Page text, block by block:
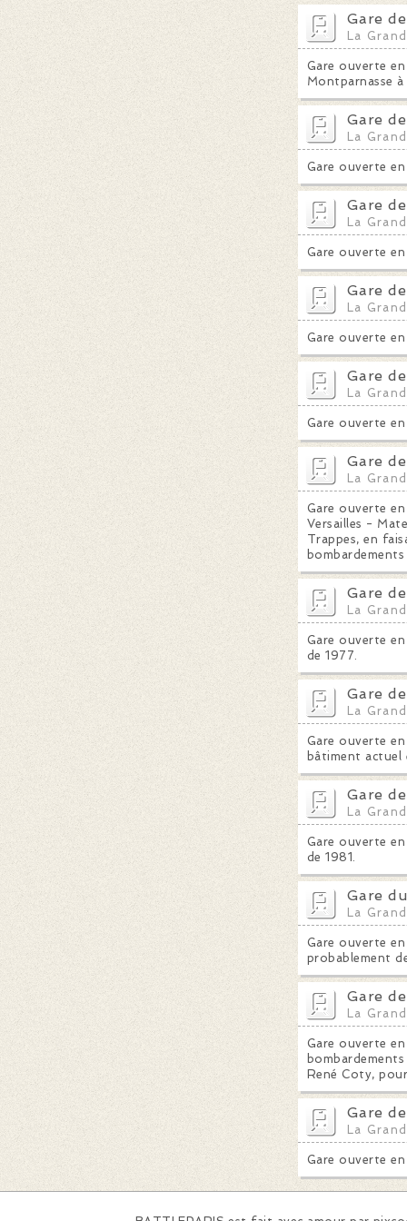
Gare
La
Gare ouverte
Montparnasse
Gare
La
Gare ouverte
Gare
La
Gare ouverte
Gare
La
Gare ouverte
Gare
La
Gare ouverte
Gare
La
Gare ouverte
Versailles -
Trappes, en
Gare
La
Gare ouverte
de 1977.
Gare
La
Gare ouverte
bâtiment actuel
Gare
La
Gare ouverte
de 1981.
Gare
La
Gare ouverte
probablement
Gare
La
Gare ouverte
René Coty,
Gare
La
Gare ouverte